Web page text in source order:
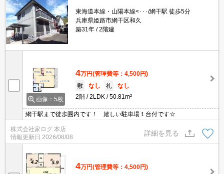
東海道本線・山陽本線<･･･/網干駅 徒歩5分
兵庫県姫路市網干区和久
築31年
2階建
画像：5枚
4万円(管理費等：4,500円)
敷
なし 礼
なし
2階
2LDK 50.81m²
網干駅まで徒歩圏内です！ 嬉しい駐車場１台付です☆
株式会社家ログ 本店
情報更新日 2026/08/08
詳細を見る
4万円(管理費等：4,500円)